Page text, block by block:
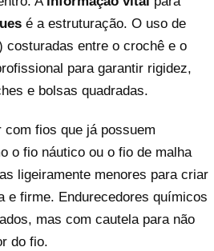
é a estruturação. O uso de
entre o crochê e o
para garantir rigidez,
e bolsas quadradas.
fios que já possuem
o fio náutico ou o fio de malha
ligeiramente menores para criar
e firme. Endurecedores químicos
mas com cautela para não
do fio.